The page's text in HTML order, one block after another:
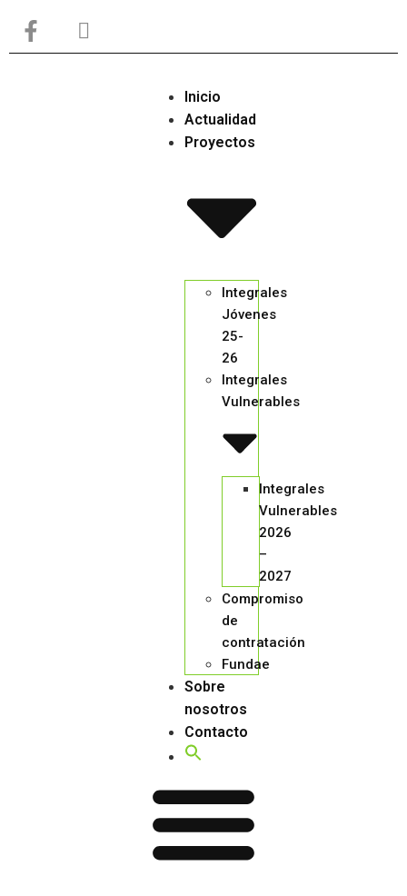
Inicio
Actualidad
Proyectos
Integrales
Jóvenes
25-
26
Integrales
Vulnerables
Integrales
Vulnerables
2026
–
2027
Compromiso
de
contratación
Fundae
Sobre
nosotros
Contacto